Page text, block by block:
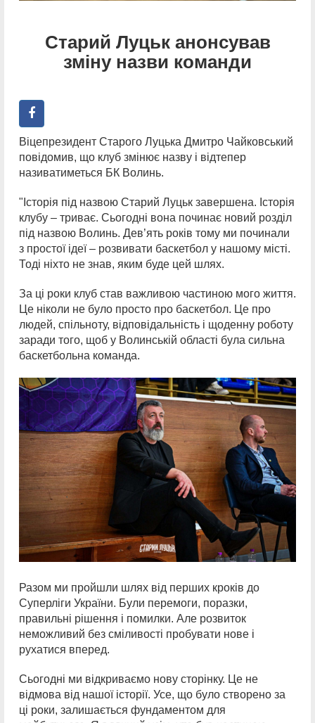
Старий Луцьк анонсував
зміну назви команди
Віцепрезидент Старого Луцька Дмитро Чайковський
повідомив, що клуб змінює назву і відтепер
називатиметься БК Волинь.
"Історія під назвою Старий Луцьк завершена. Історія
клубу – триває. Сьогодні вона починає новий розділ
під назвою Волинь. Дев’ять років тому ми починали
з простої ідеї – розвивати баскетбол у нашому місті.
Тоді ніхто не знав, яким буде цей шлях.
За ці роки клуб став важливою частиною мого життя.
Це ніколи не було просто про баскетбол. Це про
людей, спільноту, відповідальність і щоденну роботу
заради того, щоб у Волинській області була сильна
баскетбольна команда.
Разом ми пройшли шлях від перших кроків до
Суперліги України. Були перемоги, поразки,
правильні рішення і помилки. Але розвиток
неможливий без сміливості пробувати нове і
рухатися вперед.
Сьогодні ми відкриваємо нову сторінку. Це не
відмова від нашої історії. Усе, що було створено за
ці роки, залишається фундаментом для